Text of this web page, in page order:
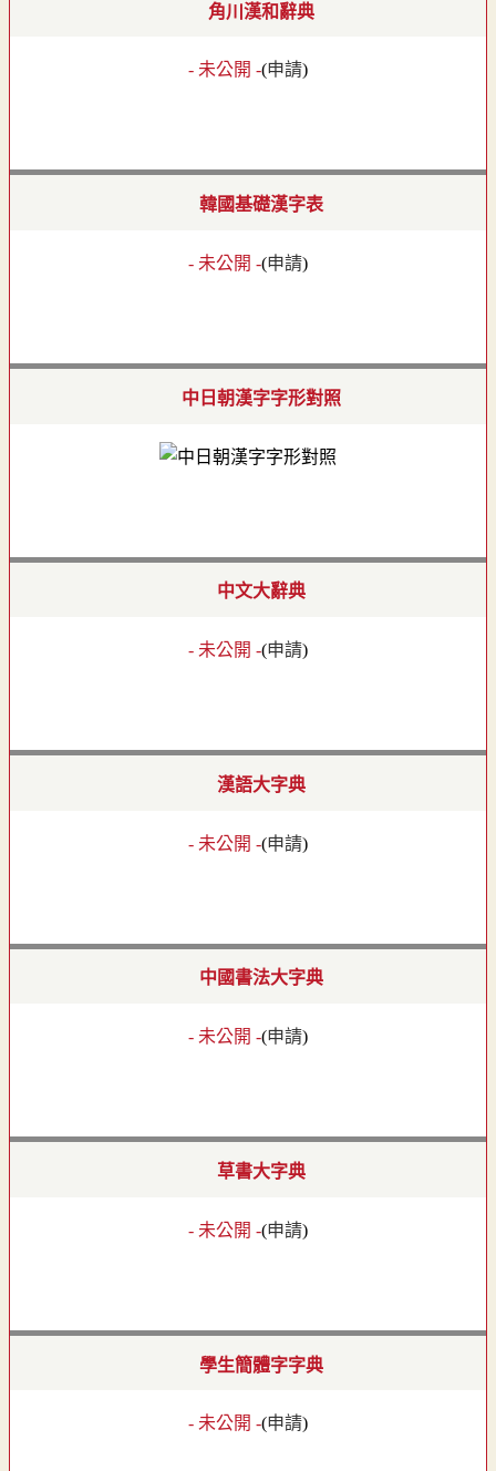
角川漢和辭典
- 未公開 -(申請)
韓國基礎漢字表
- 未公開 -(申請)
中日朝漢字字形對照
中文大辭典
- 未公開 -(申請)
漢語大字典
- 未公開 -(申請)
中國書法大字典
- 未公開 -(申請)
草書大字典
- 未公開 -(申請)
學生簡體字字典
- 未公開 -(申請)